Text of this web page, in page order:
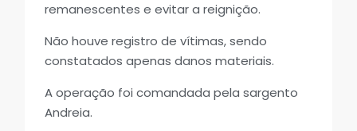
remanescentes e evitar a reignição.
Não houve registro de vítimas, sendo
constatados apenas danos materiais.
A operação foi comandada pela sargento
Andreia.